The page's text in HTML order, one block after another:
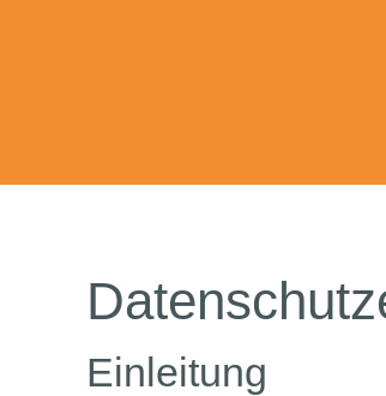
Einleitung